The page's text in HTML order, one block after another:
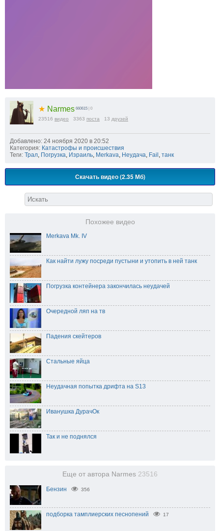
★ Narmes 660615 | 0
23516 видео 3363 поста 13 друзей
Добавлено: 24 ноября 2020 в 20:52
Категория: Катастрофы и происшествия
Теги: Трал, Погрузка, Израиль, Merkava, Неудача, Fail , танк
Скачать видео (2.35 Мб)
Похожее видео
Merkava Mk. IV
Как найти лужу посреди пустыни и утопить в ней танк
Погрузка контейнера закончилась неудачей
Очередной ляп на тв
Падения скейтеров
Стальные яйца
Неудачная попытка дрифта на S13
Иванушка ДурачОк
Так и не поднялся
Еще от автора Narmes 23516
Бензин 356
подборка тамплиерских песнопений 17